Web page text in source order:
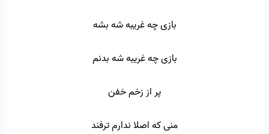
بازی چه غریبه شه بشه
بازی چه غریبه شه بدنم
پر از زخم خفن
منی که اصلا ندارم ترفند